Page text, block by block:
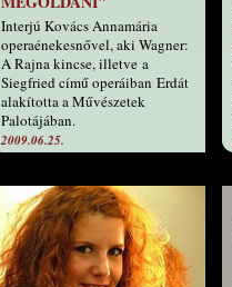
Interjú Kovács Annamária
operaénekesnővel, aki Wagner:
A Rajna kincse, illetve a
Siegfried című operáiban Erdát
alakította a Művészetek
Palotájában.
2009.06.25.